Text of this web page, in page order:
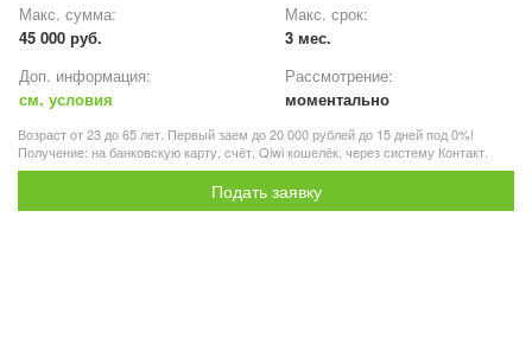
Макс. сумма:
45 000 руб.
Макс. срок:
3 мес.
Доп. информация:
см. условия
Рассмотрение:
моментально
Возраст от 23 до 65 лет. Первый заем до 20 000 рублей до 15 дней под 0%!
Получение: на банковскую карту, счёт, Qiwi кошелёк, через систему Контакт.
Подать заявку